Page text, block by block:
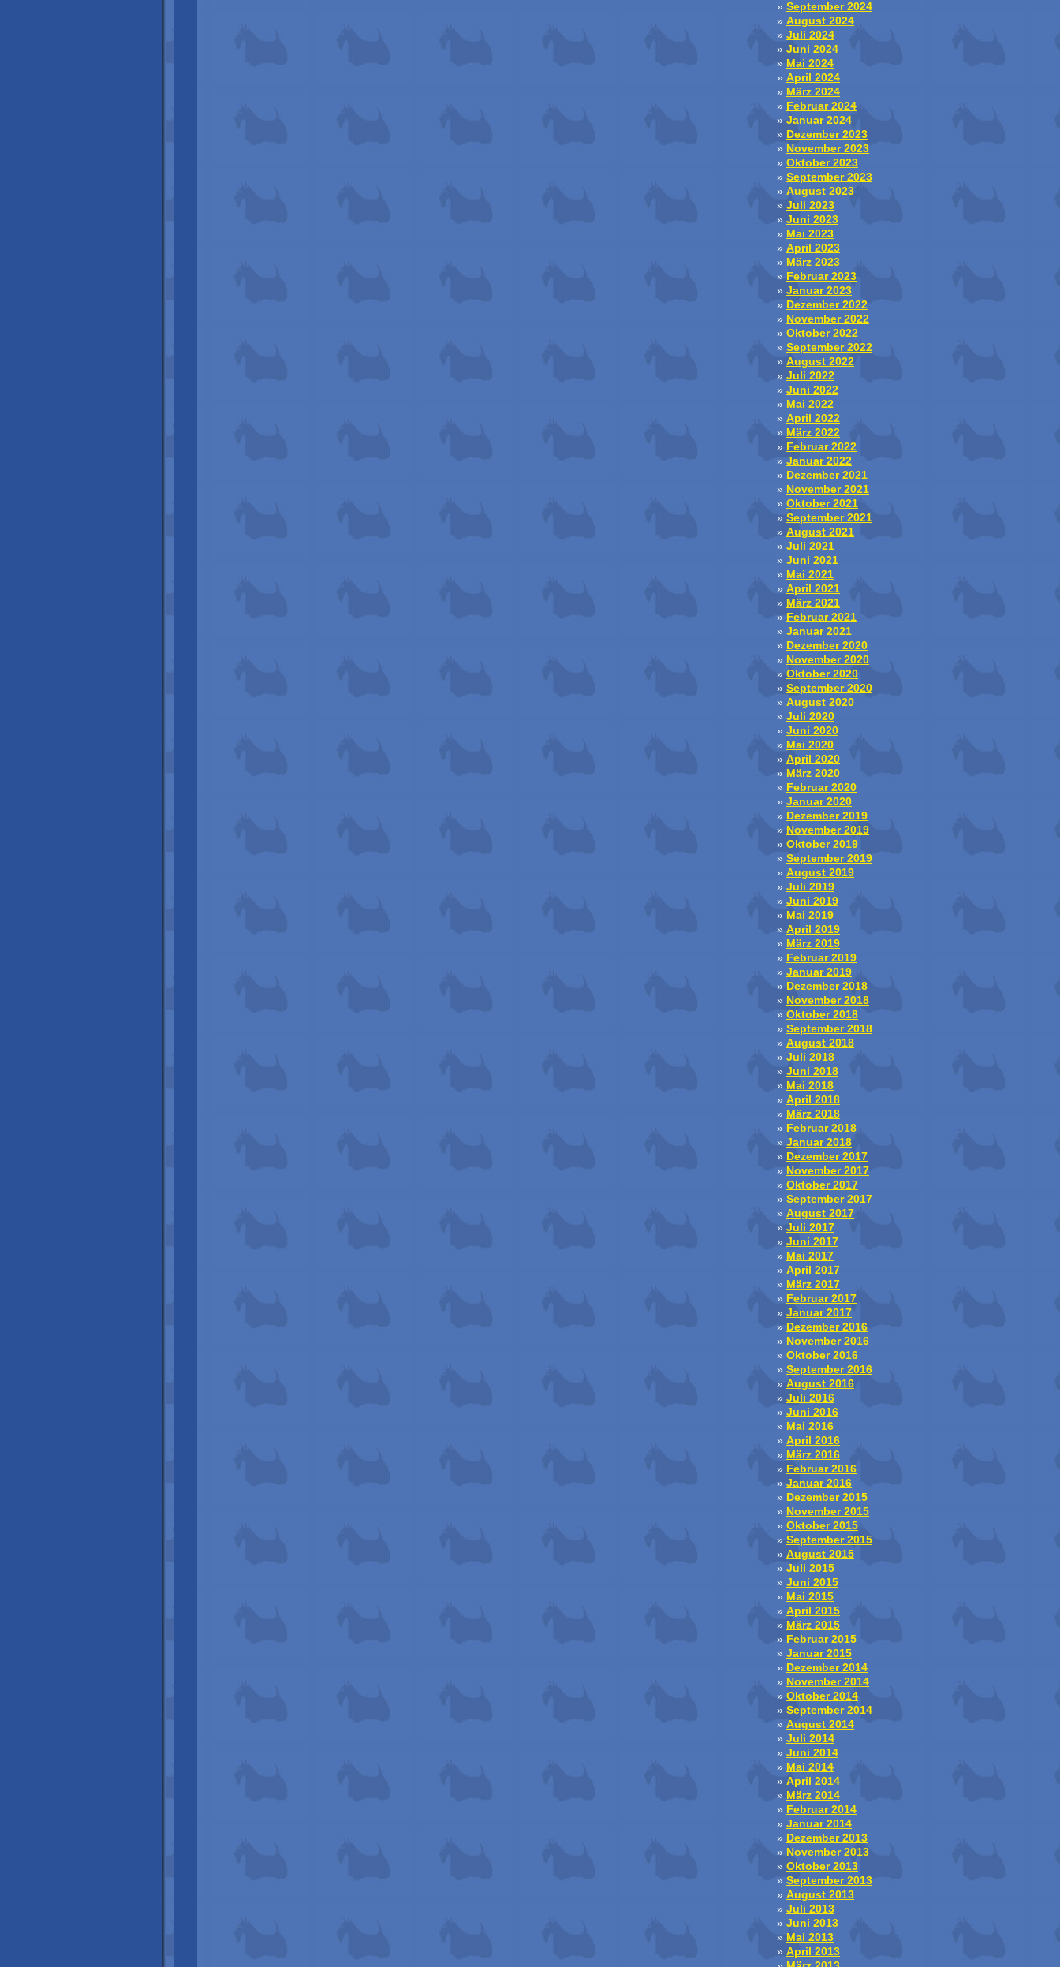
September 2024
August 2024
Juli 2024
Juni 2024
Mai 2024
April 2024
März 2024
Februar 2024
Januar 2024
Dezember 2023
November 2023
Oktober 2023
September 2023
August 2023
Juli 2023
Juni 2023
Mai 2023
April 2023
März 2023
Februar 2023
Januar 2023
Dezember 2022
November 2022
Oktober 2022
September 2022
August 2022
Juli 2022
Juni 2022
Mai 2022
April 2022
März 2022
Februar 2022
Januar 2022
Dezember 2021
November 2021
Oktober 2021
September 2021
August 2021
Juli 2021
Juni 2021
Mai 2021
April 2021
März 2021
Februar 2021
Januar 2021
Dezember 2020
November 2020
Oktober 2020
September 2020
August 2020
Juli 2020
Juni 2020
Mai 2020
April 2020
März 2020
Februar 2020
Januar 2020
Dezember 2019
November 2019
Oktober 2019
September 2019
August 2019
Juli 2019
Juni 2019
Mai 2019
April 2019
März 2019
Februar 2019
Januar 2019
Dezember 2018
November 2018
Oktober 2018
September 2018
August 2018
Juli 2018
Juni 2018
Mai 2018
April 2018
März 2018
Februar 2018
Januar 2018
Dezember 2017
November 2017
Oktober 2017
September 2017
August 2017
Juli 2017
Juni 2017
Mai 2017
April 2017
März 2017
Februar 2017
Januar 2017
Dezember 2016
November 2016
Oktober 2016
September 2016
August 2016
Juli 2016
Juni 2016
Mai 2016
April 2016
März 2016
Februar 2016
Januar 2016
Dezember 2015
November 2015
Oktober 2015
September 2015
August 2015
Juli 2015
Juni 2015
Mai 2015
April 2015
März 2015
Februar 2015
Januar 2015
Dezember 2014
November 2014
Oktober 2014
September 2014
August 2014
Juli 2014
Juni 2014
Mai 2014
April 2014
März 2014
Februar 2014
Januar 2014
Dezember 2013
November 2013
Oktober 2013
September 2013
August 2013
Juli 2013
Juni 2013
Mai 2013
April 2013